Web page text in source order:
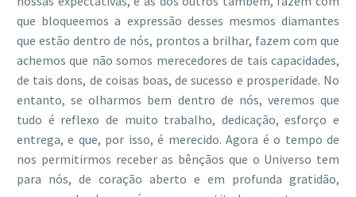
que bloqueemos a expressão desses mesmos diamantes
que estão dentro de nós, prontos a brilhar, fazem com que
achemos que não somos merecedores de tais capacidades,
de tais dons, de coisas boas, de sucesso e prosperidade. No
entanto, se olharmos bem dentro de nós, veremos que
tudo é reflexo de muito trabalho, dedicação, esforço e
entrega, e que, por isso, é merecido. Agora é o tempo de
nos permitirmos receber as bênçãos que o Universo tem
para nós, de coração aberto e em profunda gratidão,